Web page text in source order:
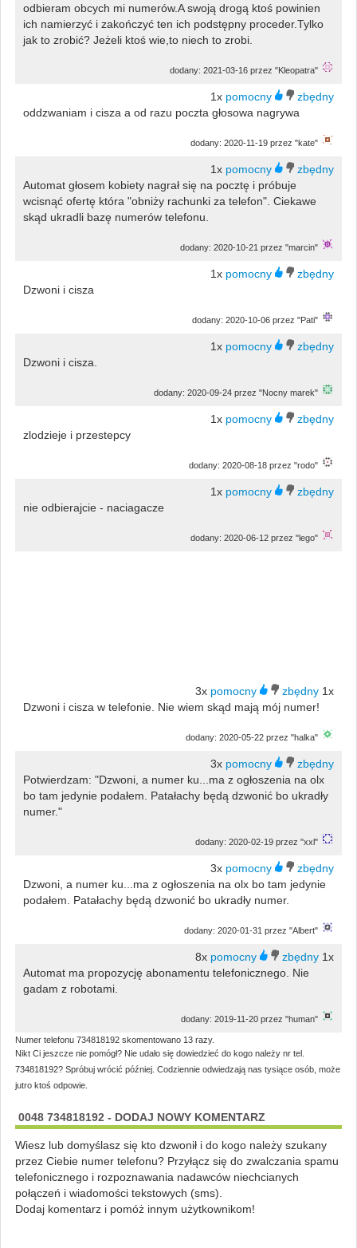
odbieram obcych mi numerów.A swoją drogą ktoś powinien
ich namierzyć i zakończyć ten ich podstępny proceder.Tylko
jak to zrobić? Jeżeli ktoś wie,to niech to zrobi.
dodany: 2021-03-16 przez "Kleopatra"
1x
oddzwaniam i cisza a od razu poczta głosowa nagrywa
dodany: 2020-11-19 przez "kate"
1x
Automat głosem kobiety nagrał się na pocztę i próbuje
wcisnąć ofertę która "obniży rachunki za telefon". Ciekawe
skąd ukradli bazę numerów telefonu.
dodany: 2020-10-21 przez "marcin"
1x
Dzwoni i cisza
dodany: 2020-10-06 przez "Pati"
1x
Dzwoni i cisza.
dodany: 2020-09-24 przez "Nocny marek"
1x
zlodzieje i przestepcy
dodany: 2020-08-18 przez "rodo"
1x
nie odbierajcie - naciagacze
dodany: 2020-06-12 przez "lego"
3x
1x
Dzwoni i cisza w telefonie. Nie wiem skąd mają mój numer!
dodany: 2020-05-22 przez "halka"
3x
Potwierdzam: "Dzwoni, a numer ku...ma z ogłoszenia na olx
bo tam jedynie podałem. Patałachy będą dzwonić bo ukradły
numer."
dodany: 2020-02-19 przez "xxl"
3x
Dzwoni, a numer ku...ma z ogłoszenia na olx bo tam jedynie
podałem. Patałachy będą dzwonić bo ukradły numer.
dodany: 2020-01-31 przez "Albert"
8x
1x
Automat ma propozycję abonamentu telefonicznego. Nie
gadam z robotami.
dodany: 2019-11-20 przez "human"
Numer telefonu 734818192 skomentowano 13 razy.
Nikt Ci jeszcze nie pomógł? Nie udało się dowiedzieć do kogo należy nr tel.
734818192? Spróbuj wrócić później. Codziennie odwiedzają nas tysiące osób, może
jutro ktoś odpowie.
0048 734818192 - DODAJ NOWY KOMENTARZ
Wiesz lub domyślasz się kto dzwonił i do kogo należy szukany
przez Ciebie numer telefonu? Przyłącz się do zwalczania spamu
telefonicznego i rozpoznawania nadawców niechcianych
połączeń i wiadomości tekstowych (sms).
Dodaj komentarz i pomóż innym użytkownikom!